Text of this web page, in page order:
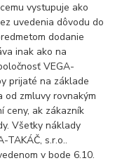
vystupuje ako
uvedenia dôvodu do
dodanie
inak ako na
VEGA-
prijaté na základe
od zmluvy rovnakým
ceny, ak zákazník
Všetky náklady
TAKÁČ, s.r.o..
v bode 6.10.